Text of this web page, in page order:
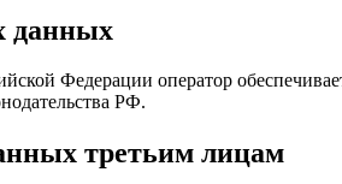
данных
Федерации оператор
РФ.
третьим лицам